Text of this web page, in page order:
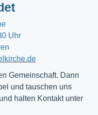
Uhr
Gemeinschaft. Dann
und tauschen uns
halten Kontakt unter